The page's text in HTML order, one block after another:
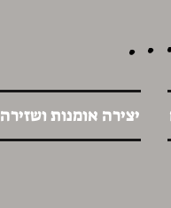
יצירה אומנות ושזירה